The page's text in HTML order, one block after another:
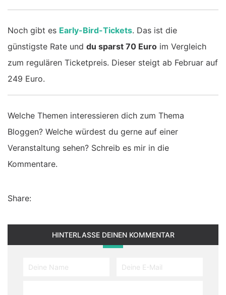
Noch gibt es Early-Bird-Tickets. Das ist die
günstigste Rate und du sparst 70 Euro im Vergleich
zum regulären Ticketpreis. Dieser steigt ab Februar auf
249 Euro.
Welche Themen interessieren dich zum Thema
Bloggen? Welche würdest du gerne auf einer
Veranstaltung sehen? Schreib es mir in die
Kommentare.
Share:
HINTERLASSE DEINEN KOMMENTAR